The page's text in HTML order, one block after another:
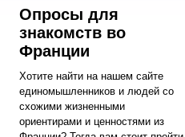
Опросы для
знакомств во
Франции
Хотите найти на нашем сайте
единомышленников и людей со
схожими жизненными
ориентирами и ценностями из